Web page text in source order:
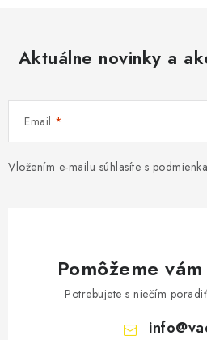
Aktuálne novinky a
Email
Vložením e-mailu súhlasíte s
Pomôžeme
Potrebujete s niečím
info@